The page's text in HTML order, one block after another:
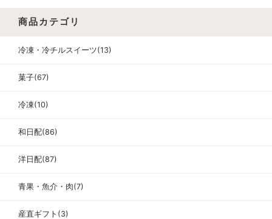
商品カテゴリ
冷凍・冷チルスイーツ(13)
菓子(67)
冷凍(10)
和日配(86)
洋日配(87)
青果・魚介・肉(7)
産直ギフト(3)